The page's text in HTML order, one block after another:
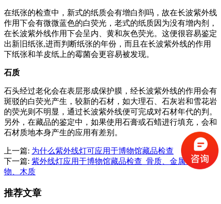
在纸张的检查中，新式的纸质会有增白剂吗，故在长波紫外线
作用下会有微微蓝色的白荧光，老式的纸质因为没有增内剂，
在长波紫外线作用下会呈内、黄和灰色荧光。这便很容易鉴定
出新旧纸张,进而判断纸张的年份，而且在长波紫外线的作用
下纸张和羊皮纸上的霉菌会更容易被发现。
石质
石头经过老化会在表层形成保护膜，经长波紫外线的作用会有
斑驳的白荧光产生，较新的石材，如大理石、石灰岩和雪花岩
的荧光则不明显，通过长波紫外线便可完成对石材年代的判。
另外，在藏品的鉴定中，如果使用石膏或石蜡进行填充，会和
石材质地本身产生的应用有差别。
上一篇: 为什么紫外线灯可应用于博物馆藏品检查
下一篇: 紫外线灯应用于博物馆藏品检查_骨质、金属、纺织
物、木质
推荐文章